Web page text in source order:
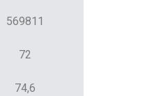
569811
72
74,6